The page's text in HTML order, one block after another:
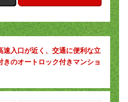
速入口が近く、交通に便利な立
のオートロック付きマンショ